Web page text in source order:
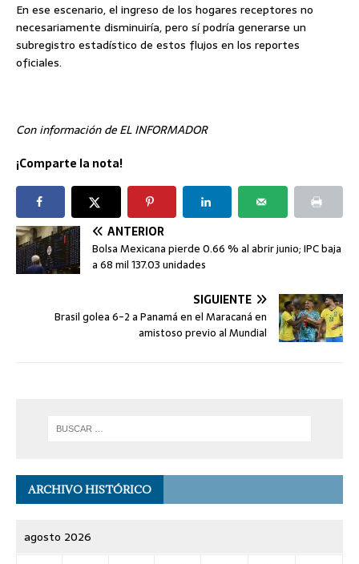
En ese escenario, el ingreso de los hogares receptores no
necesariamente disminuiría, pero sí podría generarse un
subregistro estadístico de estos flujos en los reportes
oficiales.
Con información de EL INFORMADOR
¡Comparte la nota!
ANTERIOR
Bolsa Mexicana pierde 0.66 % al abrir junio; IPC baja
a 68 mil 137.03 unidades
SIGUIENTE
Brasil golea 6-2 a Panamá en el Maracaná en
amistoso previo al Mundial
ARCHIVO HISTÓRICO
agosto 2026